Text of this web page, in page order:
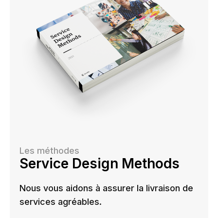
Les méthodes
Service Design Methods
Nous vous aidons à assurer la livraison de
services agréables.